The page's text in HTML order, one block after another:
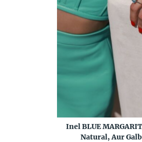
Inel BLUE
Natural, Aur